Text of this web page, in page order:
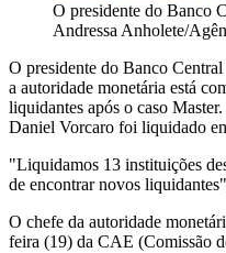
O presidente do Banco
Andressa Anholete/
O presidente do Banco
a autoridade monetária está
liquidantes após o caso
Daniel Vorcaro foi liquidado
"Liquidamos 13 instituições
de encontrar novos
O chefe da autoridade
feira (19) da CAE (Comissão